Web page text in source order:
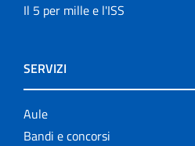
Il 5 per mille e l'ISS
SERVIZI
Aule
Bandi e concorsi